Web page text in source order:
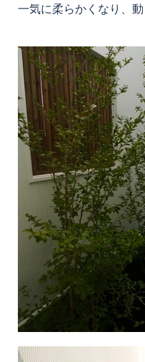
一気に柔らかくなり、動